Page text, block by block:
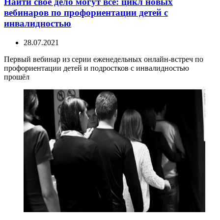
вебинаров по профориентации детей с
инвалидностью
28.07.2021
Первый вебинар из серии еженедельных онлайн-встреч по
профориентации детей и подростков с инвалидностью
прошёл